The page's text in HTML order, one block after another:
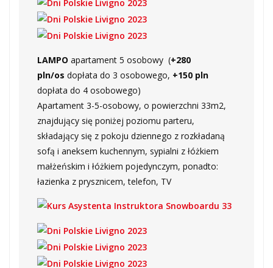
LAMPO apartament 5 osobowy (+280
pln/os dopłata do 3 osobowego, +150 pln
dopłata do 4 osobowego)
Apartament 3-5-osobowy, o powierzchni 33m2,
znajdujący się poniżej poziomu parteru,
składający się z pokoju dziennego z rozkładaną
sofą i aneksem kuchennym, sypialni z łóżkiem
małżeńskim i łóżkiem pojedynczym, ponadto:
łazienka z prysznicem, telefon, TV